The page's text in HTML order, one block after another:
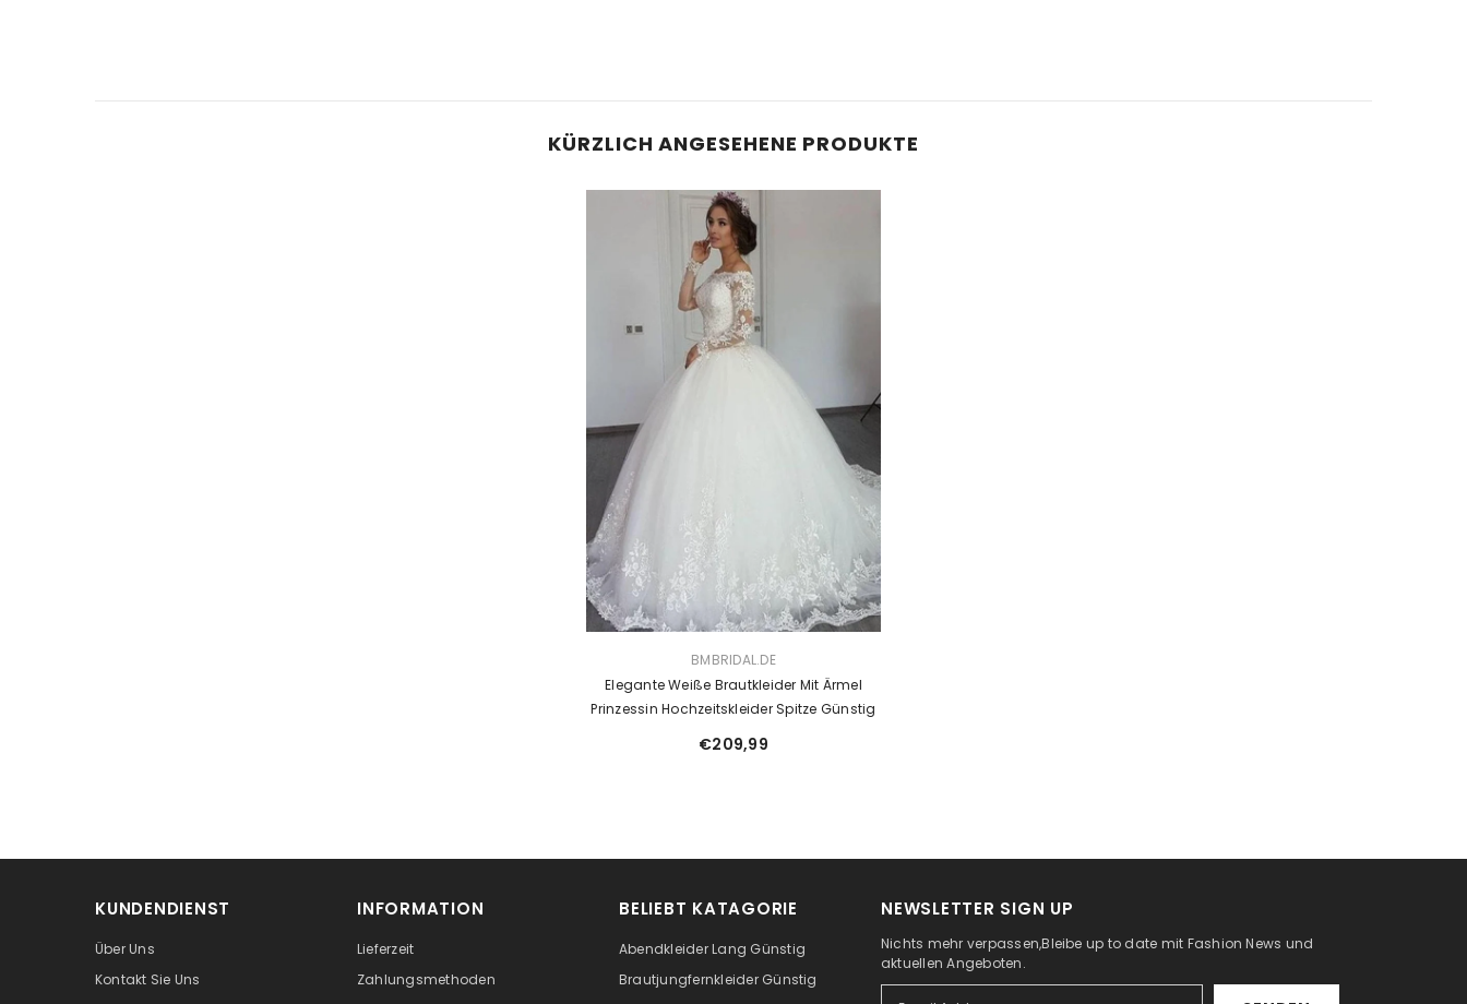
KÜRZLICH ANGESEHENE PRODUKTE
BMBRIDAL.DE
Elegante Weiße Brautkleider Mit Ärmel
Prinzessin Hochzeitskleider Spitze Günstig
€209,99
KUNDENDIENST
Über Uns
Kontakt Sie Uns
INFORMATION
Lieferzeit
Zahlungsmethoden
BELIEBT KATAGORIE
Abendkleider Lang Günstig
Brautjungfernkleider Günstig
NEWSLETTER SIGN UP
Nichts mehr verpassen,Bleibe up to date mit Fashion News und
aktuellen Angeboten.